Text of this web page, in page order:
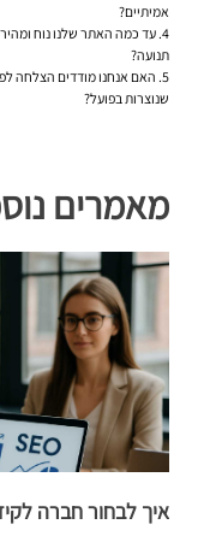
אמיתיים?
עד כמה האתר שלנו נוח
תנועה?
האם אנחנו מודדים הצלחה
שנוצרות בפועל?
מאמרים
איך לבחור חברה